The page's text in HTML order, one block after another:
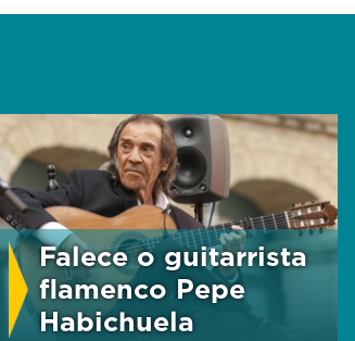
Falece o guitarrista
flamenco Pepe
Habichuela